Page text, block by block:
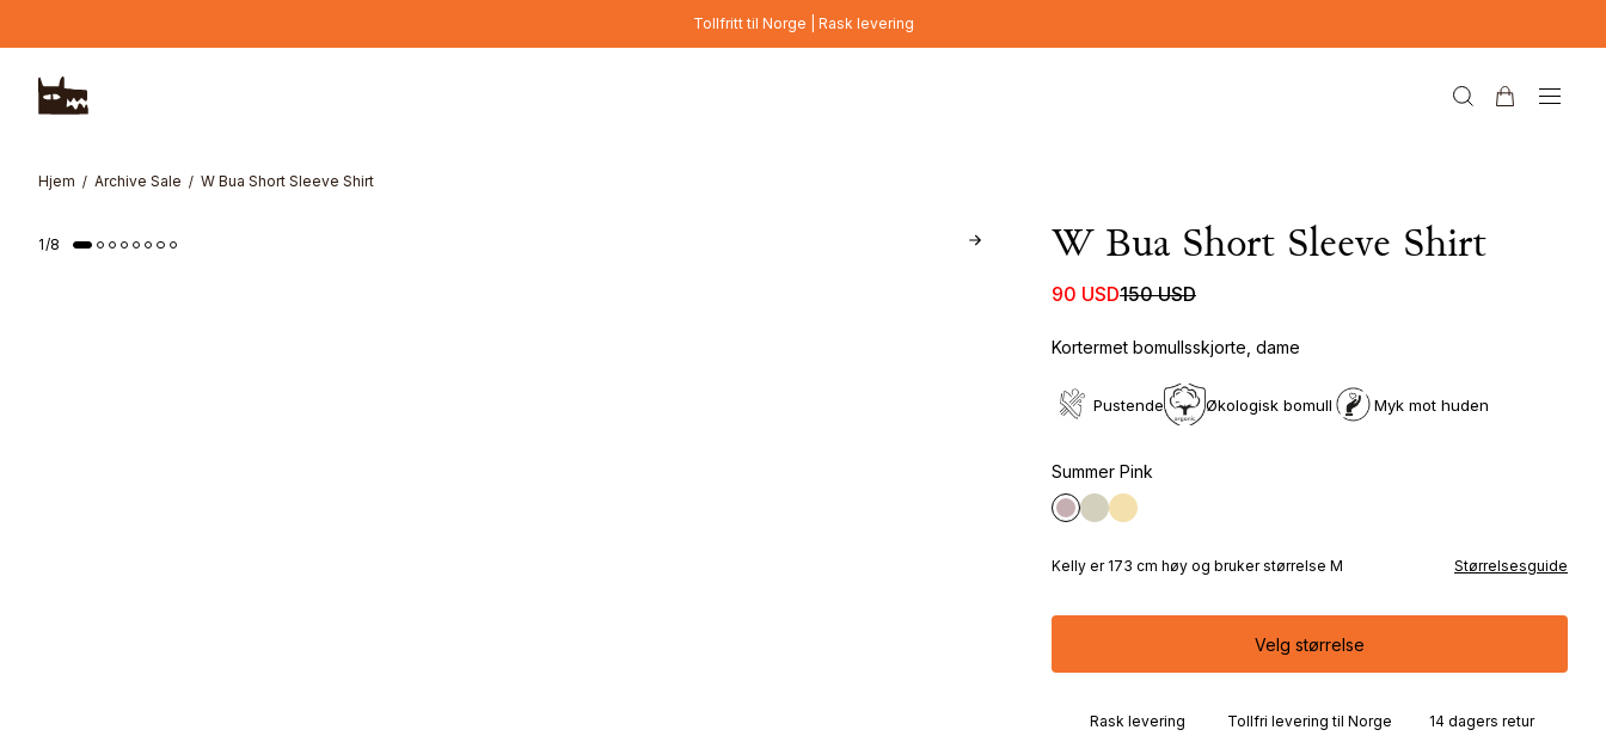
Tollfritt til Norge | Rask levering
Hjem Archive Sale W Bua Short Sleeve Shirt
1/8 W Bua Short Sleeve Shirt
90 USD150 USD
Kortermet bomullsskjorte, dame
Pustende Økologisk bomull Myk mot huden
Summer Pink
Kelly er 173 cm høy og bruker størrelse M Størrelsesguide
Velg størrelse
Rask levering Tollfri levering til Norge 14 dagers retur